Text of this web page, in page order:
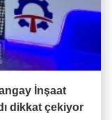
İnşaat
dikkat çekiyor